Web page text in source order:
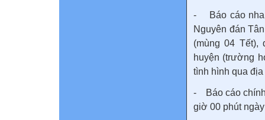
- Báo cáo
Nguyên đán
(mùng 04
huyện (trường
tình hình qua
- Báo cáo chính
giờ 00 phút